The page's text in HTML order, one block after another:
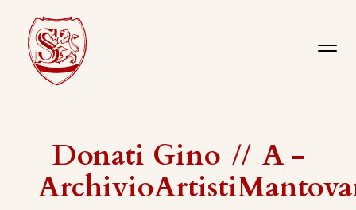
Donati Gino // A -